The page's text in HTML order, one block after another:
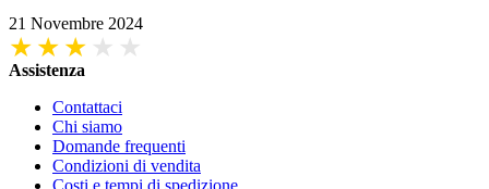
21 Novembre 2024
Assistenza
Contattaci
Chi siamo
Domande frequenti
Condizioni di vendita
Costi e tempi di spedizione